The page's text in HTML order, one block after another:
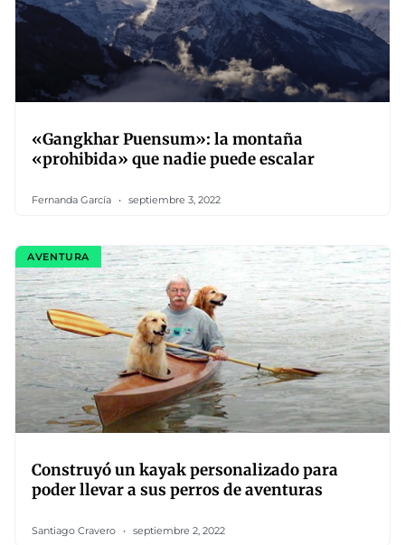
«Gangkhar Puensum»: la montaña
«prohibida» que nadie puede escalar
Fernanda García septiembre 3, 2022
AVENTURA
Construyó un kayak personalizado para
poder llevar a sus perros de aventuras
Santiago Cravero septiembre 2, 2022